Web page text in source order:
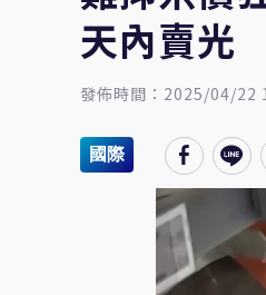
天內賣光
發佈時間：2025/04/22
國際